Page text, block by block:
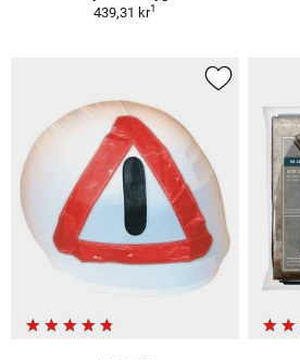
439,31 kr1